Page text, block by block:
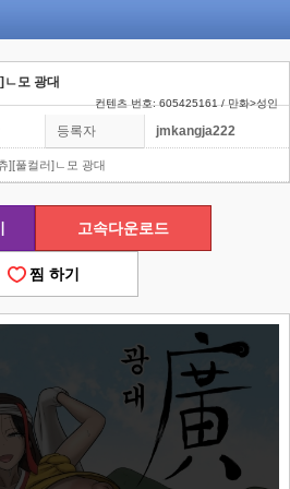
모 광대
컨텐츠 번호: 605425161 / 만화>성인
등록자 jmkangja222
][풀컬러]ㄴ모 광대
고속다운로드
찜 하기